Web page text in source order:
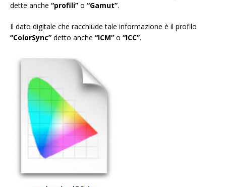
dette anche “profili” o “Gamut”.
Il dato digitale che racchiude tale informazione è il profilo
“ColorSync” detto anche “ICM” o “ICC”.